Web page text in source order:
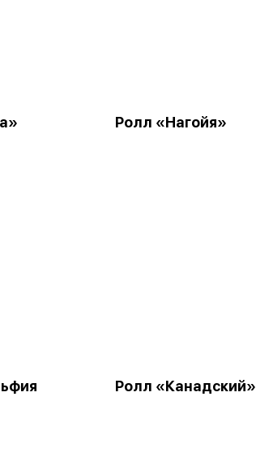
Ролл «Нагойя»
Ролл «Канадский»